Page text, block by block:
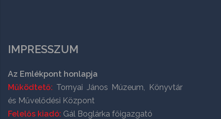
IMPRESSZUM
Az Emlékpont honlapja
Működtető: Tornyai János Múzeum, Könyvtár
és Művelődési Központ
Felelős kiadó: Gál Boglárka főigazgató